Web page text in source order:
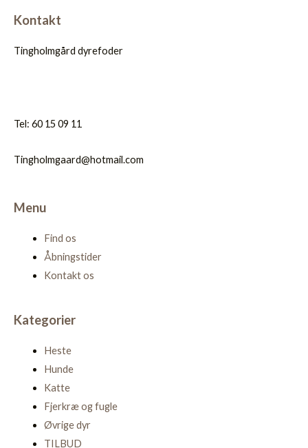
Kontakt
Tingholmgård dyrefoder
Tel: 60 15 09 11
Tingholmgaard@hotmail.com
Menu
Find os
Åbningstider
Kontakt os
Kategorier
Heste
Hunde
Katte
Fjerkræ og fugle
Øvrige dyr
TILBUD